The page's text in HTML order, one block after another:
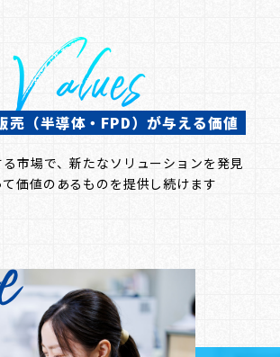
Values
売（半導体・FPD）が与える価値
市場で、新たなソリューションを発見
価値のあるものを提供し続けます